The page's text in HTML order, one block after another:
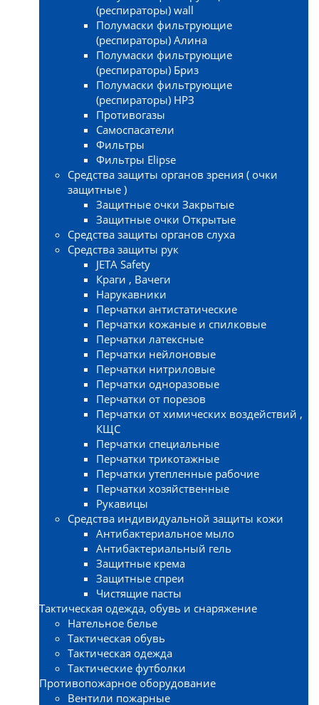
(респираторы) wall
Полумаски фильтрующие
(респираторы) Алина
Полумаски фильтрующие
(респираторы) Бриз
Полумаски фильтрующие
(респираторы) НРЗ
Противогазы
Самоспасатели
Фильтры
Фильтры Elipse
Средства защиты органов зрения ( очки
защитные )
Защитные очки Закрытые
Защитные очки Открытые
Средства защиты органов слуха
Средства защиты рук
JETA Safety
Краги , Вачеги
Нарукавники
Перчатки антистатические
Перчатки кожаные и спилковые
Перчатки латексные
Перчатки нейлоновые
Перчатки нитриловые
Перчатки одноразовые
Перчатки от порезов
Перчатки от химических воздействий ,
КЩС
Перчатки специальные
Перчатки трикотажные
Перчатки утепленные рабочие
Перчатки хозяйственные
Рукавицы
Средства индивидуальной защиты кожи
Антибактериальное мыло
Антибактериальный гель
Защитные крема
Защитные спреи
Чистящие пасты
Тактическая одежда, обувь и снаряжение
Нательное белье
Тактическая обувь
Тактическая одежда
Тактические футболки
Противопожарное оборудование
Вентили пожарные